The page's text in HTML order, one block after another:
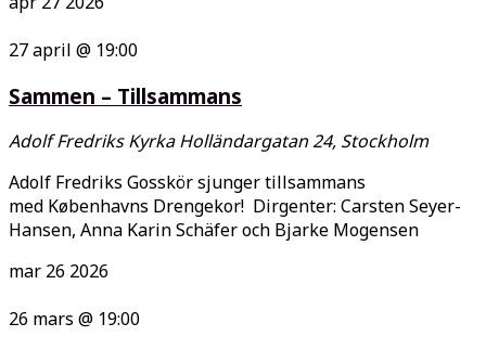
27 april @ 19:00
Sammen – Tillsammans
Adolf Fredriks KyrkaHolländargatan 24, Stockholm
Adolf Fredriks Gosskör sjunger tillsammans
med Københavns Drengekor! Dirgenter: Carsten Seyer-
Hansen, Anna Karin Schäfer och Bjarke Mogensen
mar 26 2026
26 mars @ 19:00